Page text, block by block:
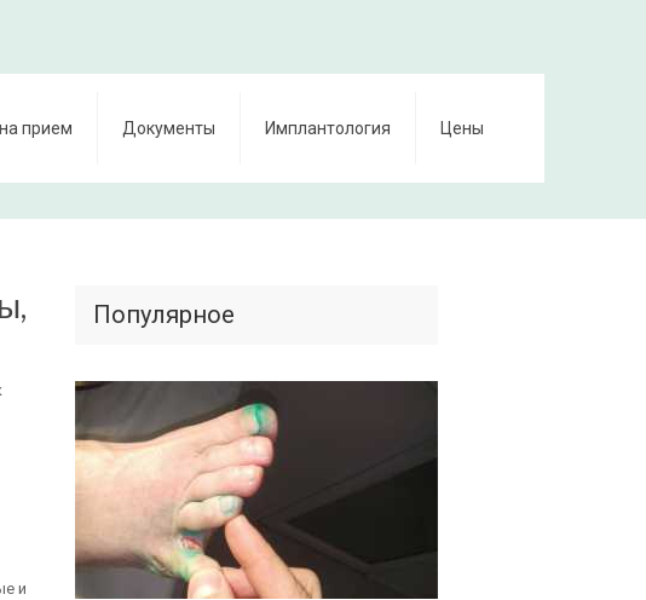
прием Документы Имплантология Цены
и
Популярное